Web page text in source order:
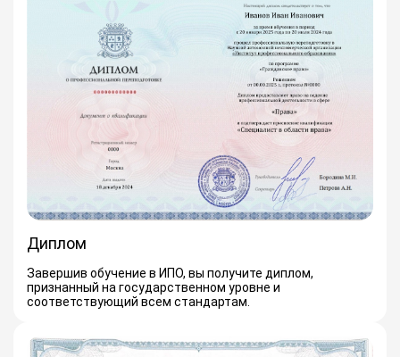
Диплом
Завершив обучение в ИПО, вы получите диплом,
признанный на государственном уровне и
соответствующий всем стандартам.